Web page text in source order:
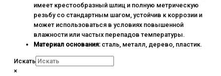
имеет крестообразный шлиц и полную метрическую
резьбу со стандартным шагом, устойчив к коррозии и
может использоваться в условиях повышенной
влажности или частых перепадов температуры.
Материал основания:сталь, металл, дерево, пластик.
Искать
×